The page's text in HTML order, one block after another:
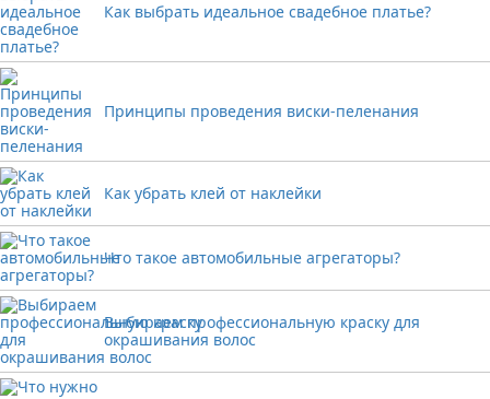
Как выбрать идеальное свадебное платье?
Принципы проведения виски-пеленания
Как убрать клей от наклейки
Что такое автомобильные агрегаторы?
Выбираем профессиональную краску для
окрашивания волос